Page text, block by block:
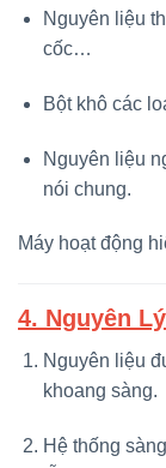
Nguyên liệu
cốc…
Bột khô các
Nguyên liệu
nói chung.
Máy hoạt động
4. Nguyên
Nguyên liệu
khoang sàng.
Hệ thống